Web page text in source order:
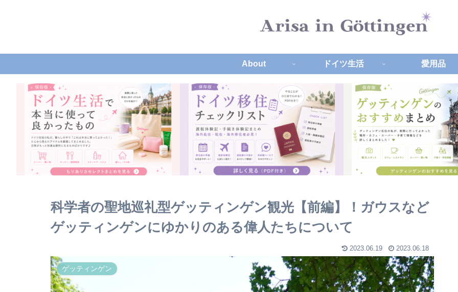
About ドイツ生活 愛用品
科学者の聖地巡礼型ゲッティンゲン観光【前編】！ガウスなど
ゲッティンゲンにゆかりのある偉人たちについて
2023.06.19 2023.06.18
ゲッティンゲン